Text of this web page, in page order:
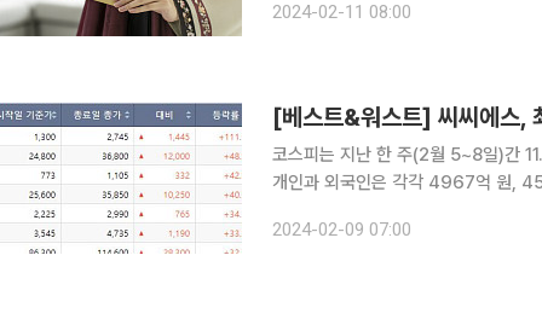
는 '복리'의 속성이 적용되기 때문이다
2024-02-11 08:00
코스피는 지난 한 주(2월 5~8일)간
개인과 외국인은 각각 4967억 원, 452
111.15% 오른 2745원을 기록했다.
2024-02-09 07:00